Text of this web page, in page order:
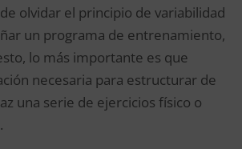
olvidar el principio de variabilidad
un programa de entrenamiento,
lo más importante es que
necesaria para estructurar de
una serie de ejercicios físico o